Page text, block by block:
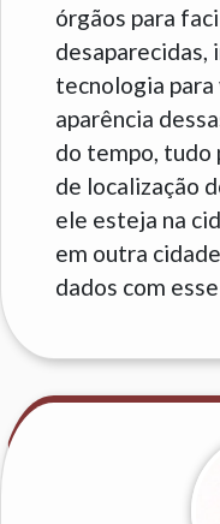
órgãos para
desaparecidas,
tecnologia
aparência
do tempo, tudo
de localização
ele esteja na
em outra
dados com